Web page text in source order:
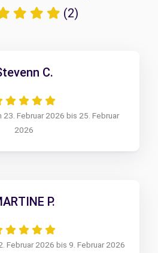
(2)
C.
Februar 2026 bis 25. Februar
2026
P.
Februar 2026 bis 9. Februar 2026